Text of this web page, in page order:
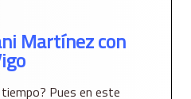
Martínez con
Pues en este